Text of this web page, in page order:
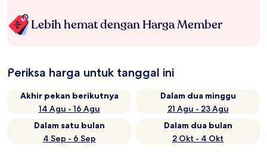
Lebih hemat dengan Harga Member
Periksa harga untuk tanggal ini
Akhir pekan berikutnya
14 Agu - 16 Agu
Dalam dua minggu
21 Agu - 23 Agu
Dalam satu bulan
4 Sep - 6 Sep
Dalam dua bulan
2 Okt - 4 Okt